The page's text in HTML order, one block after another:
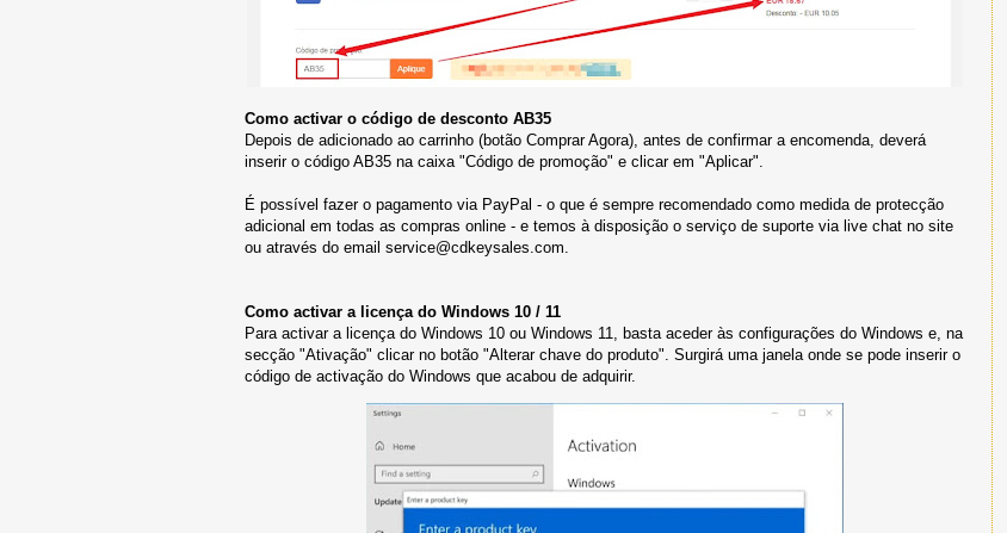
Como activar o código de desconto AB35
Depois de adicionado ao carrinho (botão Comprar Agora), antes de confirmar a encomenda, deverá
inserir o código AB35 na caixa "Código de promoção" e clicar em "Aplicar".
É possível fazer o pagamento via PayPal - o que é sempre recomendado como medida de protecção
adicional em todas as compras online - e temos à disposição o serviço de suporte via live chat no site
ou através do email service@cdkeysales.com.
Como activar a licença do Windows 10 / 11
Para activar a licença do Windows 10 ou Windows 11, basta aceder às configurações do Windows e, na
secção "Ativação" clicar no botão "Alterar chave do produto". Surgirá uma janela onde se pode inserir o
código de activação do Windows que acabou de adquirir.